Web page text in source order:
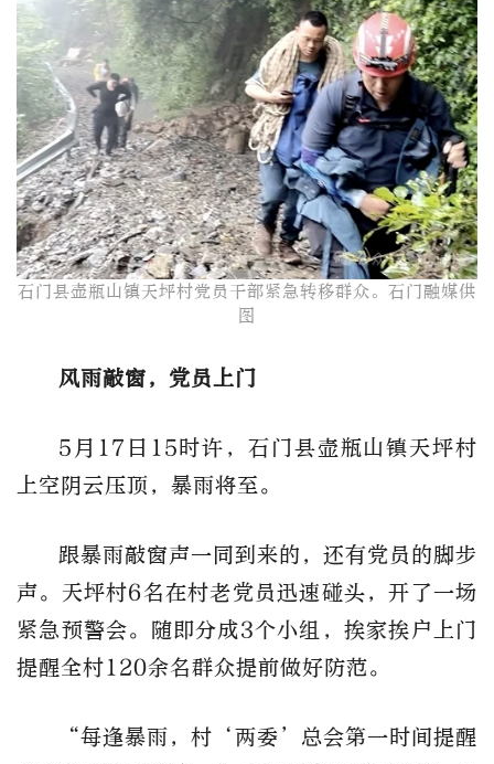
石门县壶瓶山镇天坪村党员干部紧急转移群众。石门融媒供
图
风雨敲窗，党员上门
5月17日15时许，石门县壶瓶山镇天坪村
上空阴云压顶，暴雨将至。
跟暴雨敲窗声一同到来的，还有党员的脚步
声。天坪村6名在村老党员迅速碰头，开了一场
紧急预警会。随即分成3个小组，挨家挨户上门
提醒全村120余名群众提前做好防范。
“每逢暴雨，村‘两委’总会第一时间提醒